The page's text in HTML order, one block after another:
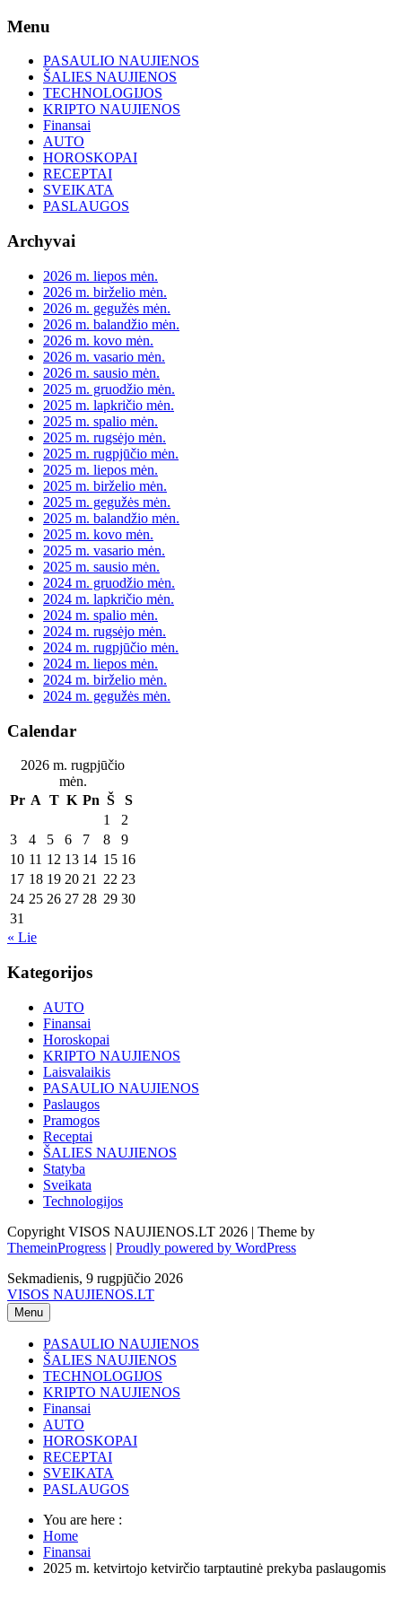
Skip
content
Menu
PASAULIO NAUJIENOS
ŠALIES NAUJIENOS
TECHNOLOGIJOS
KRIPTO NAUJIENOS
Finansai
AUTO
HOROSKOPAI
RECEPTAI
SVEIKATA
PASLAUGOS
Archyvai
2026 m. liepos mėn.
2026 m. birželio mėn.
2026 m. gegužės mėn.
2026 m. balandžio mėn.
2026 m. kovo mėn.
2026 m. vasario mėn.
2026 m. sausio mėn.
2025 m. gruodžio mėn.
2025 m. lapkričio mėn.
2025 m. spalio mėn.
2025 m. rugsėjo mėn.
2025 m. rugpjūčio mėn.
2025 m. liepos mėn.
2025 m. birželio mėn.
2025 m. gegužės mėn.
2025 m. balandžio mėn.
2025 m. kovo mėn.
2025 m. vasario mėn.
2025 m. sausio mėn.
2024 m. gruodžio mėn.
2024 m. lapkričio mėn.
2024 m. spalio mėn.
2024 m. rugsėjo mėn.
2024 m. rugpjūčio mėn.
2024 m. liepos mėn.
2024 m. birželio mėn.
2024 m. gegužės mėn.
Calendar
2026 m. rugpjūčio
mėn.
Pr A T K Pn Š
S
1
2
3
4 5 6 7 8
9
10 11 12 13 14 15 16
17 18 19 20 21 22 23
24 25 26 27 28 29 30
31
« Lie
Kategorijos
AUTO
Finansai
Horoskopai
KRIPTO NAUJIENOS
Laisvalaikis
PASAULIO NAUJIENOS
Paslaugos
Pramogos
Receptai
ŠALIES NAUJIENOS
Statyba
Sveikata
Technologijos
Copyright VISOS NAUJIENOS.LT 2026 | Theme by
ThemeinProgress | Proudly powered by WordPress
Sekmadienis, 9 rugpjūčio 2026
VISOS NAUJIENOS.LT
Menu
PASAULIO NAUJIENOS
ŠALIES NAUJIENOS
TECHNOLOGIJOS
KRIPTO NAUJIENOS
Finansai
AUTO
HOROSKOPAI
RECEPTAI
SVEIKATA
PASLAUGOS
You are here :
Home
Finansai
2025 m. ketvirtojo ketvirčio tarptautinė prekyba paslaugomis